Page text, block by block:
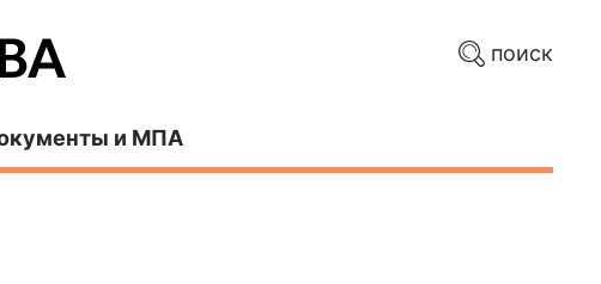
поиск
и МПА